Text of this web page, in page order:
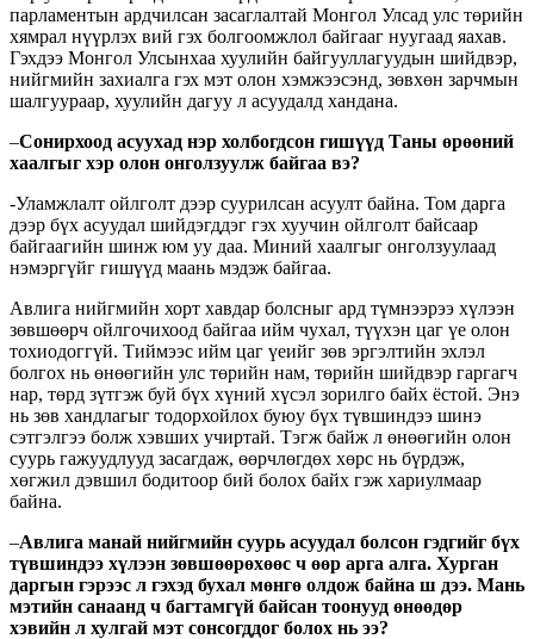
парламентын ардчилсан засаглалтай Монгол Улсад улс төрийн
хямрал нүүрлэх вий гэх болгоомжлол байгааг нуугаад яахав.
Гэхдээ Монгол Улсынхаа хуулийн байгууллагуудын шийдвэр,
нийгмийн захиалга гэх мэт олон хэмжээсэнд, зөвхөн зарчмын
шалгуураар, хуулийн дагуу л асуудалд хандана.
–Сонирхоод асуухад нэр холбогдсон гишүүд Таны өрөөний
хаалгыг хэр олон онголзуулж байгаа вэ?
-Уламжлалт ойлголт дээр суурилсан асуулт байна. Том дарга
дээр бүх асуудал шийдэгддэг гэх хуучин ойлголт байсаар
байгаагийн шинж юм уу даа. Миний хаалгыг онголзуулаад
нэмэргүйг гишүүд маань мэдэж байгаа.
Авлига нийгмийн хорт хавдар болсныг ард түмнээрээ хүлээн
зөвшөөрч ойлгочихоод байгаа ийм чухал, түүхэн цаг үе олон
тохиодоггүй. Тиймээс ийм цаг үеийг зөв эргэлтийн эхлэл
болгох нь өнөөгийн улс төрийн нам, төрийн шийдвэр гаргагч
нар, төрд зүтгэж буй бүх хүний хүсэл зорилго байх ёстой. Энэ
нь зөв хандлагыг тодорхойлох буюу бүх түвшиндээ шинэ
сэтгэлгээ болж хэвших учиртай. Тэгж байж л өнөөгийн олон
суурь гажуудлууд засагдаж, өөрчлөгдөх хөрс нь бүрдэж,
хөгжил дэвшил бодитоор бий болох байх гэж хариулмаар
байна.
–Авлига манай нийгмийн суурь асуудал болсон гэдгийг бүх
түвшиндээ хүлээн зөвшөөрөхөөс ч өөр арга алга. Хурган
даргын гэрээс л гэхэд бухал мөнгө олдож байна ш дээ. Мань
мэтийн санаанд ч багтамгүй байсан тоонууд өнөөдөр
хэвийн л хулгай мэт сонсогддог болох нь ээ?